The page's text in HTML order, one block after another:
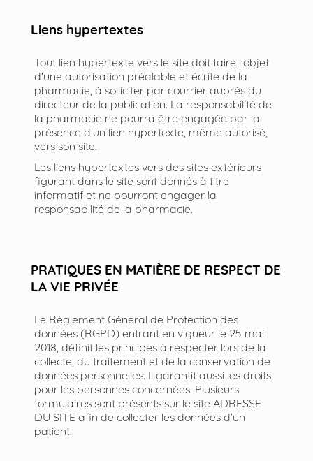
Liens hypertextes
Tout lien hypertexte vers le site doit faire l'objet
d'une autorisation préalable et écrite de la
pharmacie, à solliciter par courrier auprès du
directeur de la publication. La responsabilité de
la pharmacie ne pourra être engagée par la
présence d'un lien hypertexte, même autorisé,
vers son site.
Les liens hypertextes vers des sites extérieurs
figurant dans le site sont donnés à titre
informatif et ne pourront engager la
responsabilité de la pharmacie.
PRATIQUES EN MATIÈRE DE RESPECT DE
LA VIE PRIVÉE
Le Règlement Général de Protection des
données (RGPD) entrant en vigueur le 25 mai
2018, définit les principes à respecter lors de la
collecte, du traitement et de la conservation de
données personnelles. Il garantit aussi les droits
pour les personnes concernées. Plusieurs
formulaires sont présents sur le site ADRESSE
DU SITE afin de collecter les données d’un
patient.